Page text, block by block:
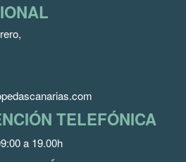
TELEFÓNICA
a 19.00h